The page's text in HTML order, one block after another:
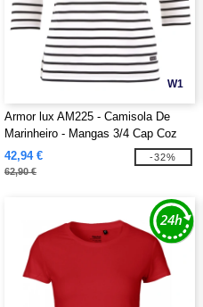
W1
Armor lux AM225 - Camisola De
Marinheiro - Mangas 3/4 Cap Coz
42,94 €
62,90 €
-32%